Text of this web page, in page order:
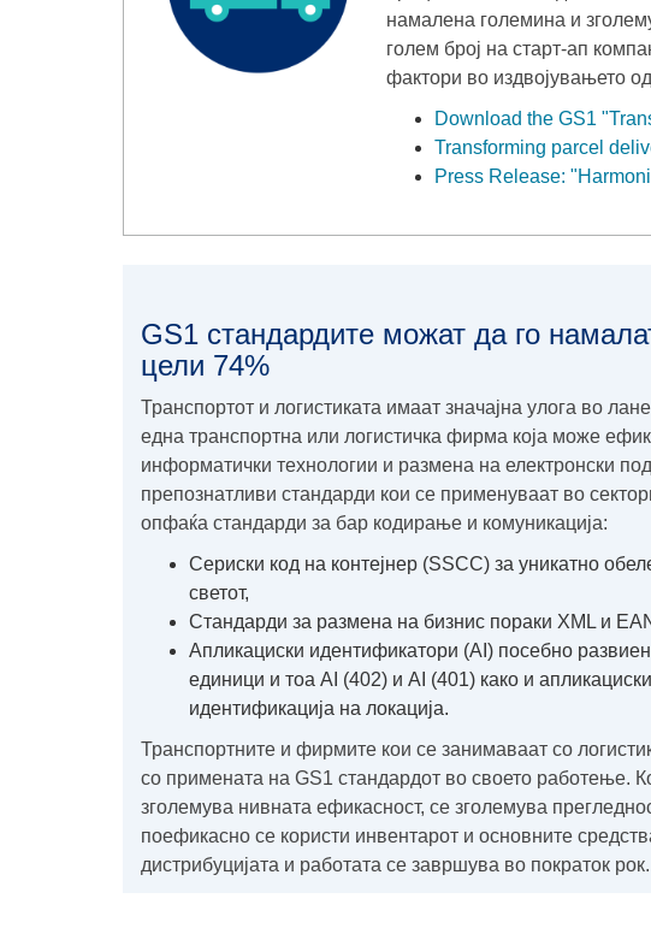
намалена големина и
голем број на старт-aп
фактори во издвојувањето
Download the GS1
Transforming parcel
Press Release:
GS1 стандардите можат да го
цели 74%
Транспортот и логистиката имаат значајна улога во
една транспортна или логистичка фирма која може
информатички технологии и размена на електронски
препознатливи стандарди кои се применуваат во
опфаќа стандарди за бар кодирање и комуникација:
Сериски код на контејнер (SSCC) за уникатно
светот,
Стандарди за размена на бизнис пораки XML и
Aпликациски идентификатори (AI) посебно
единици и тоа AI (402) и AI (401) како и
идентификација на локација.
Транспортните и фирмите кои се занимаваат со
со примената на GS1 стандардот во своето работење.
зголемува нивната ефикасност, се зголемува
поефикасно се користи инвентарот и основните
дистрибуцијата и работата се завршува во пократок рок.